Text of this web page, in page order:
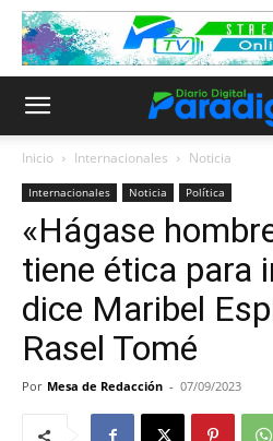
Inicio Internacionales Noticia
Internacionales Noticia Política
«Hágase
tiene ética para
dice Maribel
Rasel Tomé
Por Mesa de Redacción - 07/09/2023